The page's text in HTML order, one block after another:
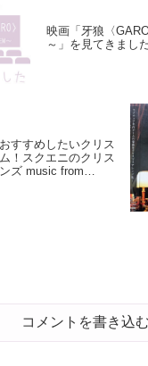
映画「牙狼〈
～」を見てきまし
すすめしたいクリス
！スクエニのクリス
ズ music from
コメントを書き込む